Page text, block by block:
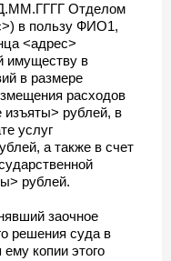
Отделом
в пользу ФИО1,
<адрес>
имуществу в
в размере
расходов
изъяты> рублей, в
услуг
а также в счет
рублей.
заочное
решения суда в
копии этого